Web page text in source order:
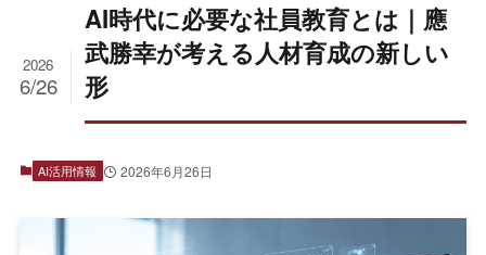
AI時代に必要な社員教育とは｜應
武勝幸が考える人材育成の新しい
形
2026
6/26
AI活用情報 2026年6月26日